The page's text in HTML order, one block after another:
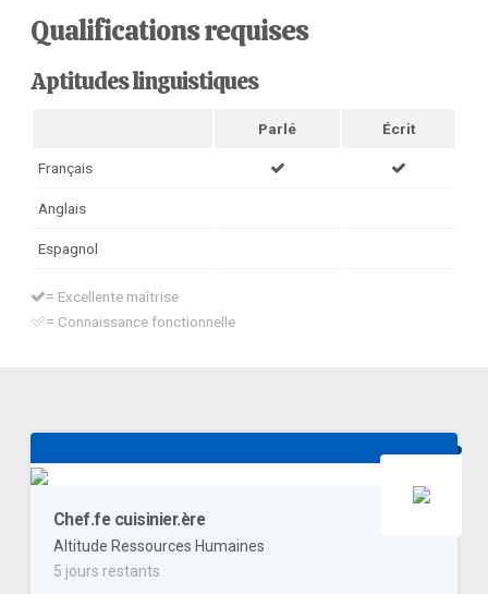
Qualifications requises
Aptitudes linguistiques
Parlé Écrit
Français
Anglais
Espagnol
= Excellente maîtrise
= Connaissance fonctionnelle
Chef.fe cuisinier.ère
Altitude Ressources Humaines
5 jours restants